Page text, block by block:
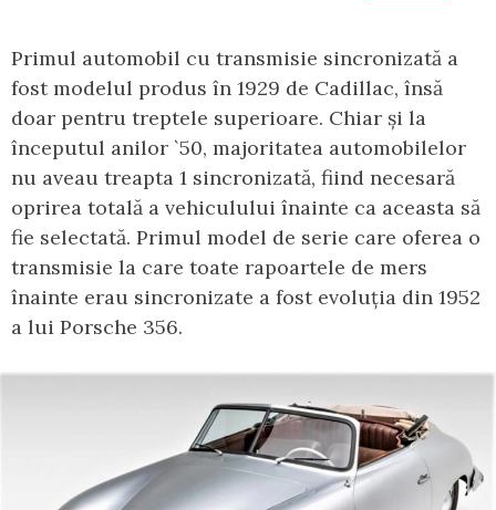
Primul automobil cu transmisie sincronizată a
fost modelul produs în 1929 de Cadillac, însă
doar pentru treptele superioare. Chiar și la
începutul anilor `50, majoritatea automobilelor
nu aveau treapta 1 sincronizată, fiind necesară
oprirea totală a vehiculului înainte ca aceasta să
fie selectată. Primul model de serie care oferea o
transmisie la care toate rapoartele de mers
înainte erau sincronizate a fost evoluția din 1952
a lui Porsche 356.